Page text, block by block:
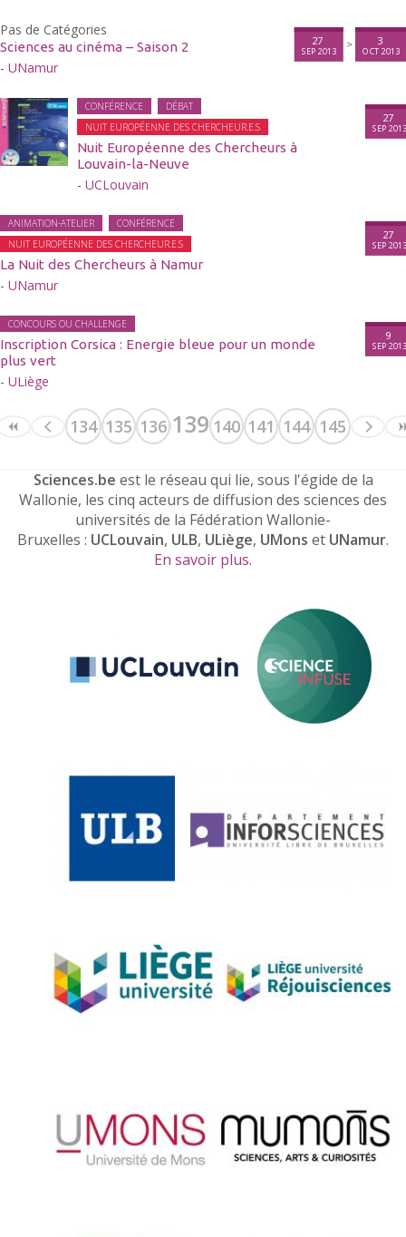
Pas de Catégories
Sciences au cinéma – Saison 2 27
SEP 2013
> 3
OCT 2013
- UNamur
CONFÉRENCE
DÉBAT
NUIT EUROPÉENNE DES CHERCHEUR.E.S
Nuit Européenne des Chercheurs à
Louvain-la-Neuve
27
SEP 2013
- UCLouvain
ANIMATION-ATELIER
CONFÉRENCE
NUIT EUROPÉENNE DES CHERCHEUR.E.S
La Nuit des Chercheurs à Namur
27
SEP 2013
- UNamur
CONCOURS OU CHALLENGE
Inscription Corsica : Energie bleue pour un monde
plus vert
9
SEP 2013
- ULiège
134 135 136 137 138
139140 141 142 143
144 145
Sciences.be est le réseau qui lie, sous l'égide de la
Wallonie, les cinq acteurs de diffusion des sciences des
universités de la Fédération Wallonie-
Bruxelles : UCLouvain, ULB, ULiège, UMons et UNamur.
En savoir plus.